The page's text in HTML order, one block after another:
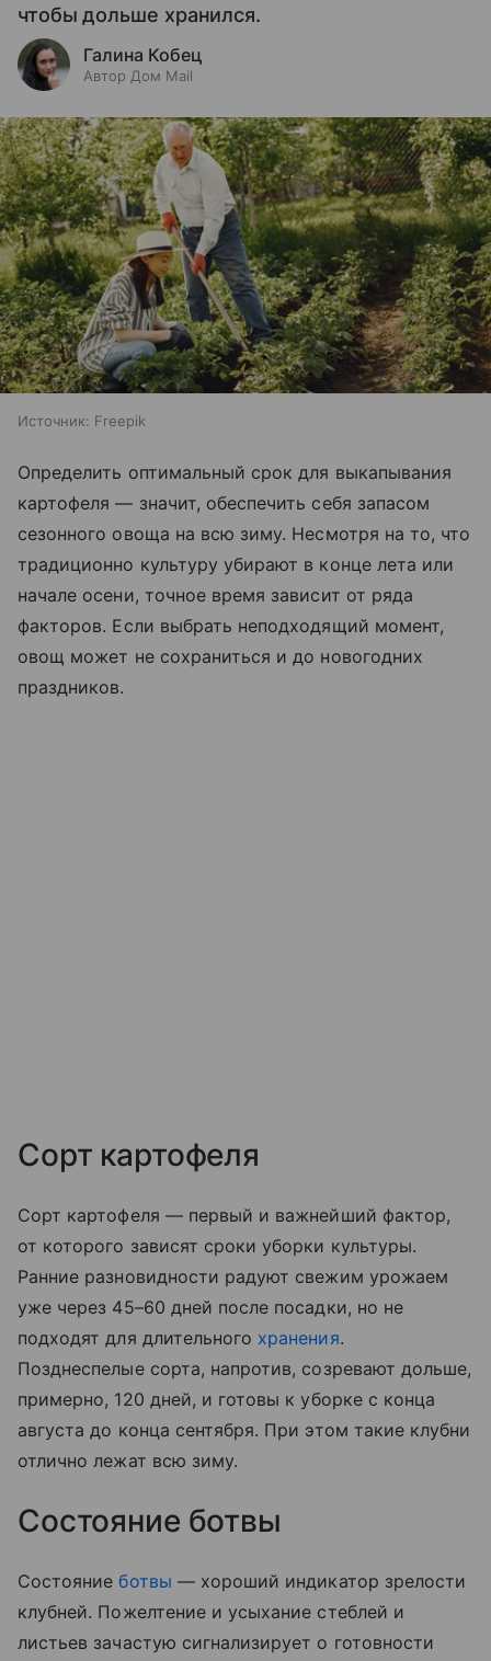
чтобы дольше хранился.
Галина Кобец
Автор Дом Mail
Источник: Freepik
Определить оптимальный срок для выкапывания
картофеля — значит, обеспечить себя запасом
сезонного овоща на всю зиму. Несмотря на то, что
традиционно культуру убирают в конце лета или
начале осени, точное время зависит от ряда
факторов. Если выбрать неподходящий момент,
овощ может не сохраниться и до новогодних
праздников.
Сорт картофеля
Сорт картофеля — первый и важнейший фактор,
от которого зависят сроки уборки культуры.
Ранние разновидности радуют свежим урожаем
уже через 45–60 дней после посадки, но не
подходят для длительного хранения.
Позднеспелые сорта, напротив, созревают дольше,
примерно, 120 дней, и готовы к уборке с конца
августа до конца сентября. При этом такие клубни
отлично лежат всю зиму.
Состояние ботвы
Состояниеботвы — хороший индикатор зрелости
клубней. Пожелтение и усыхание стеблей и
листьев зачастую сигнализирует о готовности